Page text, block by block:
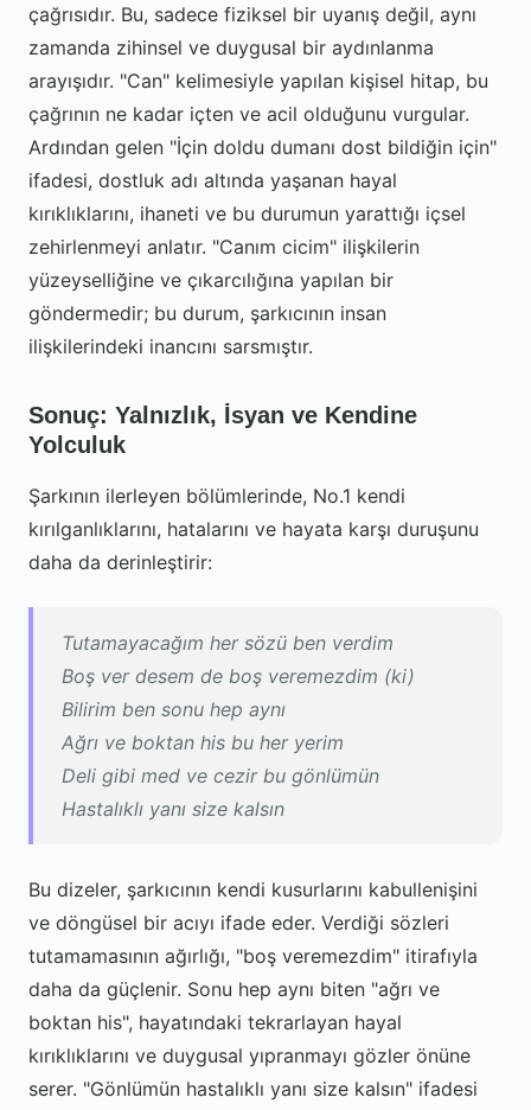
çağrısıdır. Bu, sadece fiziksel bir uyanış değil, aynı
zamanda zihinsel ve duygusal bir aydınlanma
arayışıdır. "Can" kelimesiyle yapılan kişisel hitap, bu
çağrının ne kadar içten ve acil olduğunu vurgular.
Ardından gelen "İçin doldu dumanı dost bildiğin için"
ifadesi, dostluk adı altında yaşanan hayal
kırıklıklarını, ihaneti ve bu durumun yarattığı içsel
zehirlenmeyi anlatır. "Canım cicim" ilişkilerin
yüzeyselliğine ve çıkarcılığına yapılan bir
göndermedir; bu durum, şarkıcının insan
ilişkilerindeki inancını sarsmıştır.
Sonuç: Yalnızlık, İsyan ve Kendine
Yolculuk
Şarkının ilerleyen bölümlerinde, No.1 kendi
kırılganlıklarını, hatalarını ve hayata karşı duruşunu
daha da derinleştirir:
Tutamayacağım her sözü ben verdim
Boş ver desem de boş veremezdim (ki)
Bilirim ben sonu hep aynı
Ağrı ve boktan his bu her yerim
Deli gibi med ve cezir bu gönlümün
Hastalıklı yanı size kalsın
Bu dizeler, şarkıcının kendi kusurlarını kabullenişini
ve döngüsel bir acıyı ifade eder. Verdiği sözleri
tutamamasının ağırlığı, "boş veremezdim" itirafıyla
daha da güçlenir. Sonu hep aynı biten "ağrı ve
boktan his", hayatındaki tekrarlayan hayal
kırıklıklarını ve duygusal yıpranmayı gözler önüne
serer. "Gönlümün hastalıklı yanı size kalsın" ifadesi